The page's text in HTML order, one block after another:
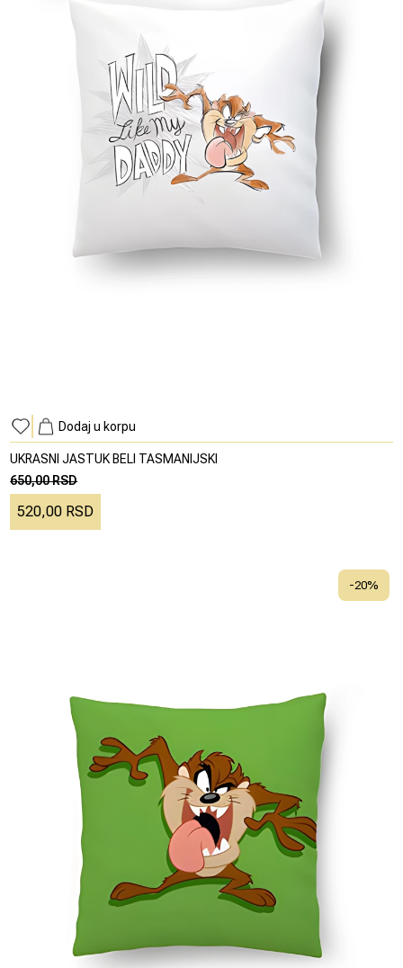
Dodaj u korpu
UKRASNI JASTUK BELI TASMANIJSKI
650,00 RSD
520,00 RSD
-20%